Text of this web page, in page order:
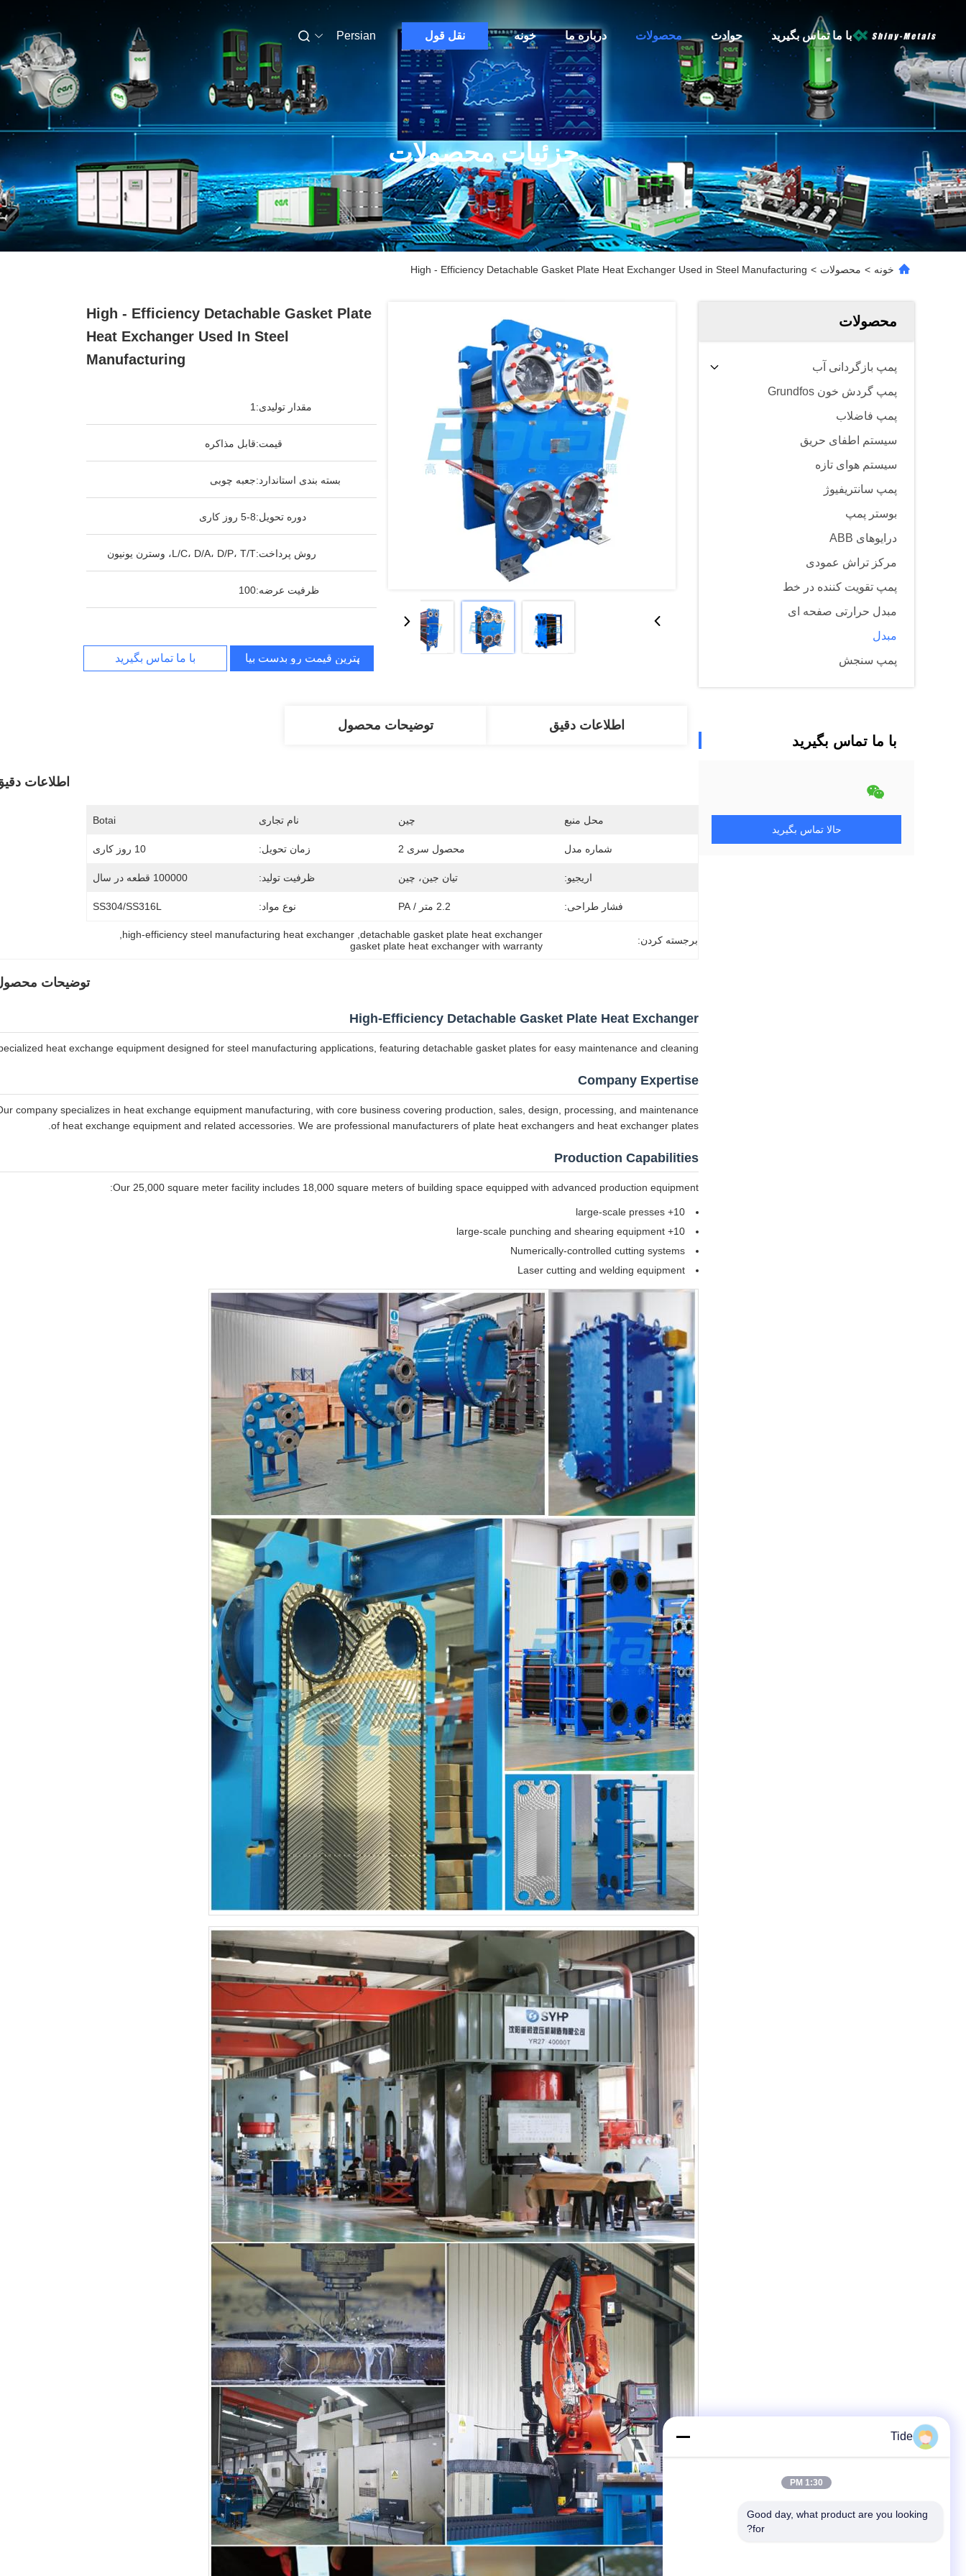
خونه درباره ما محصولات حوادث با ما تماس بگیرید نقل قول Persian
جزئیات محصولات
خونه > محصولات >
High - Efficiency Detachable Gasket Plate Heat Exchanger Used in Steel Manufacturing
محصولات
پمپ بازگردانی آب
پمپ گردش خون Grundfos
پمپ فاضلاب
سیستم اطفای حریق
سیستم هوای تازه
پمپ سانتریفیوژ
بوستر پمپ
درایوهای ABB
مرکز تراش عمودی
پمپ تقویت کننده در خط
مبدل حرارتی صفحه ای
مبدل
پمپ سنجش
با ما تماس بگیرید
حالا تماس بگیرید
High - Efficiency Detachable Gasket Plate
Heat Exchanger Used In Steel
Manufacturing
مقدار تولیدی: 1
قیمت:قابل مذاکره
بسته بندی استاندارد:جعبه چوبی
دوره تحویل:5-8 روز کاری
روش پرداخت:L/C، D/A، D/P، T/T، وسترن یونیون
ظرفیت عرضه:100
بهترین قیمت رو بدست بیار با ما تماس بگیرید
اطلاعات دقیق توضیحات محصول
اطلاعات
محل منبع چین نام تجاری Botai
شماره مدل محصول سری 2 زمان تحویل: 10 روز کاری
اریجیو: تیان جین، چین ظرفیت تولید: 100000 قطعه در سال
فشار طراحی: 2.2 متر / PA نوع مواد: SS304/SS316L
برجسته کردن: detachable gasket plate heat exchanger
,
high-efficiency steel manufacturing heat exchanger
gasket plate heat exchanger with warranty
توضیحات
High-Efficiency Detachable Gasket Plate Heat Exchanger
heat exchange equipment designed for steel manufacturing applications, featuring detachable gasket plates for easy maintenance and cleaning.
Company Expertise
company specializes in heat exchange equipment manufacturing, with core business covering production, sales, design, processing, and maintenance
of heat exchange equipment and related accessories. We are professional manufacturers of plate heat exchangers and heat exchanger plates.
Production Capabilities
Our 25,000 square meter facility includes 18,000 square meters of building space equipped with advanced production equipment:
10+ large-scale presses
10+ large-scale punching and shearing equipment
Numerically-controlled cutting systems
Laser cutting and welding equipment
Tide
1:30 PM
Good day, what product are you looking
for?